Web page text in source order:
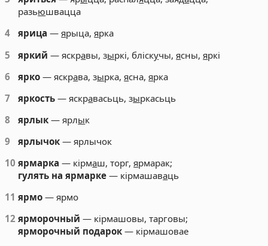
разьюшвацца
4
ярица —ярыца,ярка
5
яркий — яскравы, зыркі, бліскучы,ясны,яркі
6
ярко — яскрава, зырка,ясна,ярка
7
яркость — яскравасьць, зыркасьць
8
ярлык — ярлык
9
ярлычок — ярлычок
10 ярмарка — кірмаш, торг,ярмарак;
гулять на ярмарке — кірмашаваць
11 ярмо — ярмо
12 ярморочный — кірмашовы, тарговы;
ярморочный подарок — кірмашовае